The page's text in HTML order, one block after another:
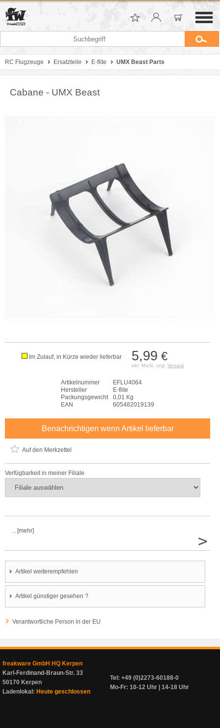
RC Flugzeuge Ersatzteile E-flite UMX Beast Parts
Cabane - UMX Beast
5,99 €
inkl. MwSt. zzgl. Versand
Im Zulauf, in Kürze wieder lieferbar
Artikelnummer
EFLU4064
Hersteller
E-flite
Packungsgewicht
0,01 Kg
EAN
605482019139
Benachrichtigen wenn Artikel lieferbar
Auf den Merkzettel
Verfügbarkeit in meiner Filiale
... [mehr]
>
Artikel weiterempfehlen
Artikel günstiger gesehen ?
Verantwortliche Person in der EU
freakware GmbH HQ Kerpen
Karl-Ferdinand-Braun-Str. 33
50170 Kerpen
Ladenlokal: Heute geschlossen
Tel: +49 (0)2273-60188-0
Mo-Fr: 10-12 Uhr | 14-18 Uhr